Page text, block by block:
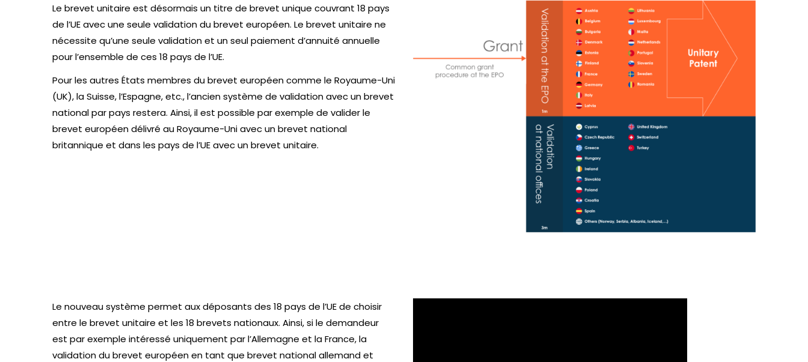
Le brevet unitaire est désormais un titre de brevet unique couvrant 18 pays
de l’UE avec une seule validation du brevet européen. Le brevet unitaire ne
nécessite qu’une seule validation et un seul paiement d’annuité annuelle
pour l’ensemble de ces 18 pays de l’UE.
Pour les autres États membres du brevet européen comme le Royaume-Uni
(UK), la Suisse, l’Espagne, etc., l’ancien système de validation avec un brevet
national par pays restera. Ainsi, il est possible par exemple de valider le
brevet européen délivré au Royaume-Uni avec un brevet national
britannique et dans les pays de l’UE avec un brevet unitaire.
Le nouveau système permet aux déposants des 18 pays de l’UE de choisir
entre le brevet unitaire et les 18 brevets nationaux. Ainsi, si le demandeur
est par exemple intéressé uniquement par l’Allemagne et la France, la
validation du brevet européen en tant que brevet national allemand et